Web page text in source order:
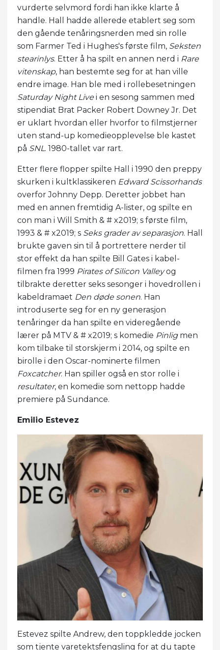
vurderte selvmord fordi han ikke klarte å
handle. Hall hadde allerede etablert seg som
den gående tenåringsnerden med sin rolle
som Farmer Ted i Hughes's første film, Seksten
stearinlys. Etter å ha spilt en annen nerd i Rare
vitenskap, han bestemte seg for at han ville
endre image. Han ble med i rollebesetningen
Saturday Night Livei en sesong sammen med
stipendiat Brat Packer Robert Downey Jr. Det
er uklart hvordan eller hvorfor to filmstjerner
uten stand-up komedieopplevelse ble kastet
på SNL. 1980-tallet var rart.
Etter flere flopper spilte Hall i 1990 den preppy
skurken i kultklassikeren Edward Scissorhands
overfor Johnny Depp. Deretter jobbet han
med en annen fremtidig A-lister, og spilte en
con man i Will Smith & # x2019; s første film,
1993 & # x2019; s Seks grader av separasjon. Hall
brukte gaven sin til å portrettere nerder til
stor effekt da han spilte Bill Gates i kabel-
filmen fra 1999 Pirates of Silicon Valleyog
tilbrakte deretter seks sesonger i hovedrollen i
kabeldramaet Den døde sonen. Han
introduserte seg for en ny generasjon
tenåringer da han spilte en videregående
lærer på MTV & # x2019; s komedie Pinlig men
kom tilbake til storskjerm i 2014, og spilte en
birolle i den Oscar-nominerte filmen
Foxcatcher. Han spiller også en stor rolle i
resultater, en komedie som nettopp hadde
premiere på Sundance.
Emilio Estevez
Estevez spilte Andrew, den toppkledde jocken
som tjente varetektsfengsling for at du tapte